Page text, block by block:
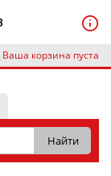
корзина пуста